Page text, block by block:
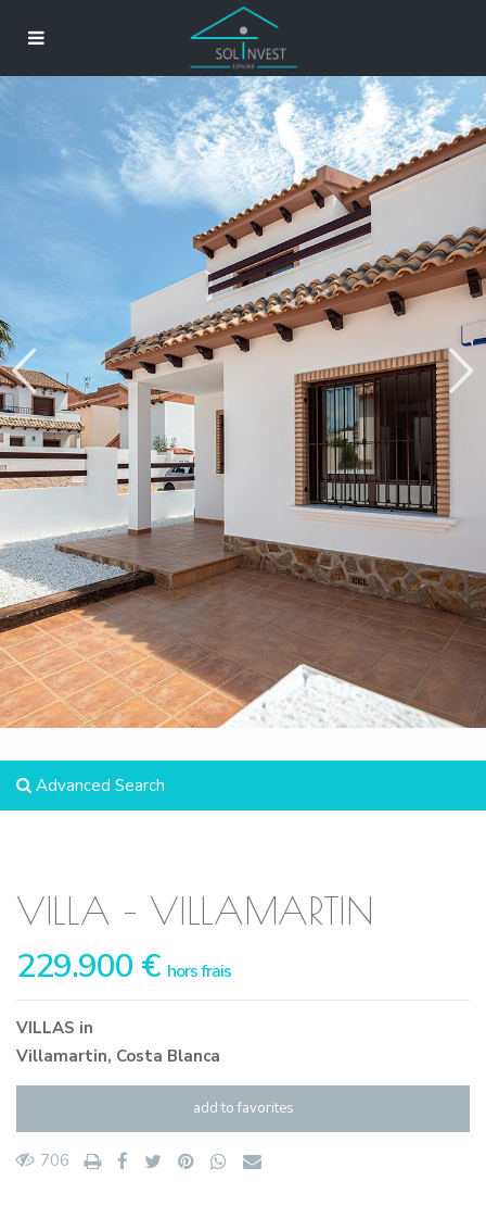
Advanced Search
VILLA – VILLAMARTIN
229.900 € hors frais
VILLAS in
Villamartin, Costa Blanca
add to favorites
706